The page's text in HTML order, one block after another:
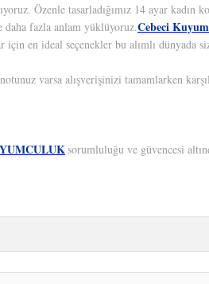
Özenle tasarladığımız 14 ayar
daha fazla anlam yüklüyoruz.Cebeci
en ideal seçenekler bu alımlı dünyada
varsa alışverişinizi tamamlarken
sorumluluğu ve güvencesi